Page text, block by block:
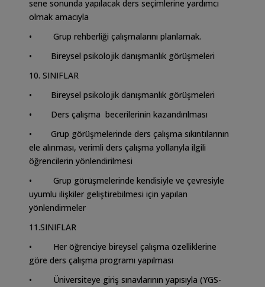
sene sonunda yapılacak ders seçimlerine yardımcı
olmak amacıyla
• Grup rehberliği çalışmalarını planlamak.
• Bireysel psikolojik danışmanlık görüşmeleri
10. SINIFLAR
• Bireysel psikolojik danışmanlık görüşmeleri
• Ders çalışma becerilerinin kazandırılması
• Grup görüşmelerinde ders çalışma sıkıntılarının
ele alınması, verimli ders çalışma yollarıyla ilgili
öğrencilerin yönlendirilmesi
• Grup görüşmelerinde kendisiyle ve çevresiyle
uyumlu ilişkiler geliştirebilmesi için yapılan
yönlendirmeler
11.SINIFLAR
• Her öğrenciye bireysel çalışma özelliklerine
göre ders çalışma programı yapılması
• Üniversiteye giriş sınavlarının yapısıyla (YGS-